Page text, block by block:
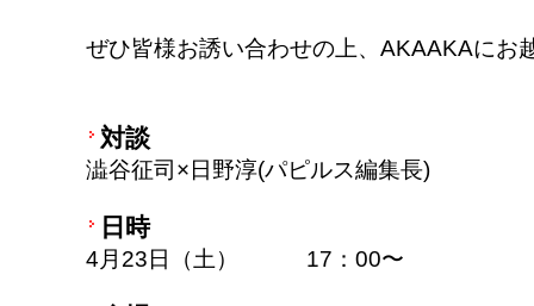
ぜひ皆様お誘い合わせの上、AKAAKAにお
対談
澁谷征司×日野淳(パピルス編集長)
日時
4月23日（土） 17：00〜